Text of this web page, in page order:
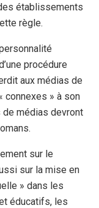
établissements
règle.
procédure
aux médias de
connexes » à son
de médias devront
sur le
sur la mise en
» dans les
éducatifs, les